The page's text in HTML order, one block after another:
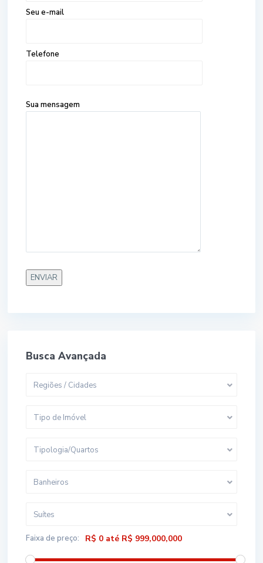
Seu e-mail
Telefone
Sua mensagem
Busca Avançada
Regiões / Cidades
Tipo de Imóvel
Tipologia/Quartos
Banheiros
Suítes
Faixa de preço: R$ 0 até R$ 999,000,000